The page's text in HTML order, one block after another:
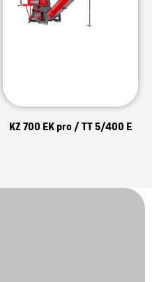
KZ 700 EK pro / TT 5/400 E